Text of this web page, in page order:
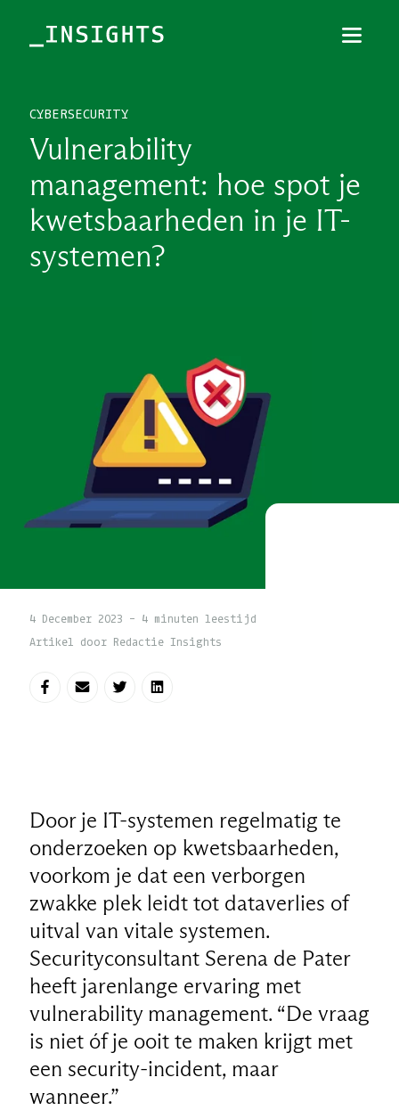
CYBERSECURITY
Vulnerability
management: hoe spot je
kwetsbaarheden in je IT-
systemen?
4 December 2023 - 4 minuten leestijd
Artikel door Redactie Insights
Door je IT-systemen regelmatig te
onderzoeken op kwetsbaarheden,
voorkom je dat een verborgen
zwakke plek leidt tot dataverlies of
uitval van vitale systemen.
Securityconsultant Serena de Pater
heeft jarenlange ervaring met
vulnerability management. “De vraag
is niet óf je ooit te maken krijgt met
een security-incident, maar
wanneer.”
TOPICS
BRANCHES
PODCAST